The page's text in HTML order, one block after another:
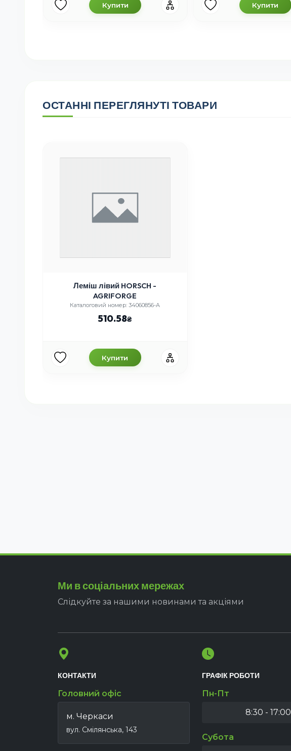
Купити Купити
ОСТАННІ ПЕРЕГЛЯНУТІ ТОВАРИ
Леміш лівий HORSCH -
AGRIFORGE
Каталоговий номер: 34060856-A
510.58
Купити
Ми в соціальних мережах
Слідкуйте за нашими новинами та акціями
КОНТАКТИ
Головний офіс
м. Черкаси
вул. Смілянська, 143
ГРАФІК РОБОТИ
Пн-Пт
8:30 - 17:00
Субота